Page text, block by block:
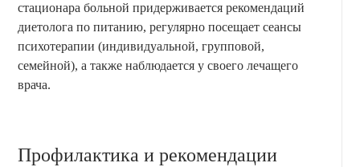
стационара больной придерживается рекомендаций
диетолога по питанию, регулярно посещает сеансы
психотерапии (индивидуальной, групповой,
семейной), а также наблюдается у своего лечащего
врача.
Профилактика и рекомендации